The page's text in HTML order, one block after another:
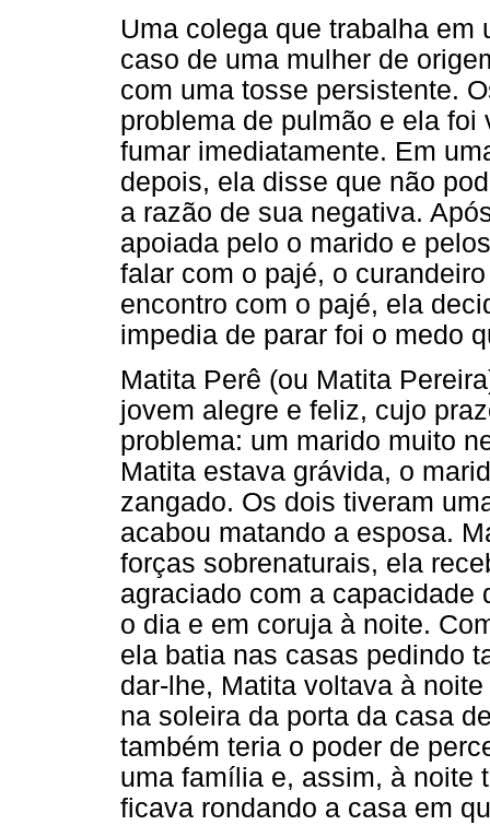
Uma colega que trabalha
caso de uma mulher de
com uma tosse persistente.
problema de pulmão e ela
fumar imediatamente. Em
depois, ela disse que não
a razão de sua negativa.
apoiada pelo o marido e
falar com o pajé, o
encontro com o pajé, ela
impedia de parar foi o medo
Matita Perê (ou Matita
jovem alegre e feliz, cujo
problema: um marido muito
Matita estava grávida, o
zangado. Os dois tiveram
acabou matando a esposa.
forças sobrenaturais, ela
agraciado com a capacidade
o dia e em coruja à noite.
ela batia nas casas pedindo
dar-lhe, Matita voltava à
na soleira da porta da casa
também teria o poder de
uma família e, assim, à noite
ficava rondando a casa em